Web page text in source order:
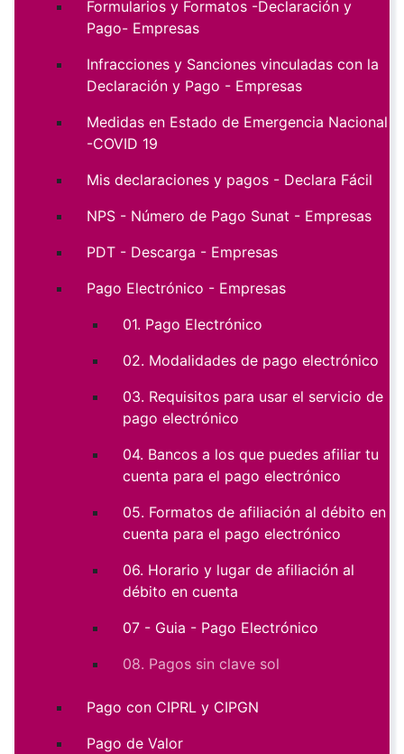
Formularios y Formatos -Declaración y
Pago- Empresas
Infracciones y Sanciones vinculadas con la
Declaración y Pago - Empresas
Medidas en Estado de Emergencia Nacional
-COVID 19
Mis declaraciones y pagos - Declara Fácil
NPS - Número de Pago Sunat - Empresas
PDT - Descarga - Empresas
Pago Electrónico - Empresas
01. Pago Electrónico
02. Modalidades de pago electrónico
03. Requisitos para usar el servicio de
pago electrónico
04. Bancos a los que puedes afiliar tu
cuenta para el pago electrónico
05. Formatos de afiliación al débito en
cuenta para el pago electrónico
06. Horario y lugar de afiliación al
débito en cuenta
07 - Guia - Pago Electrónico
08. Pagos sin clave sol
Pago con CIPRL y CIPGN
Pago de Valor